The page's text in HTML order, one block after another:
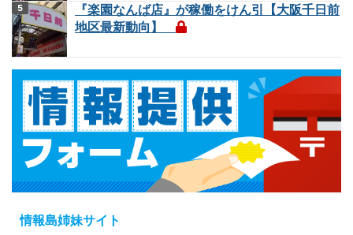
『楽園なんば店』が稼働をけん引【大阪千日前
地区最新動向】
情報島姉妹サイト